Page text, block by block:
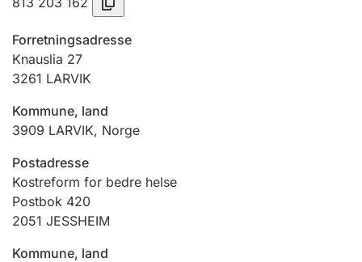
Tinglysing
Jeger
Ektepaktrettleiaren
Andre tema
Forretningsadresse
Knauslia 27
3261 LARVIK
Kommune, land
3909 LARVIK, Norge
Postadresse
Kostreform for bedre helse
Postbok 420
2051 JESSHEIM
Kommune, land